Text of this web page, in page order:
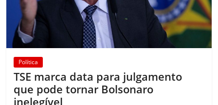
Política
TSE marca data para julgamento
que pode tornar Bolsonaro
inelegível